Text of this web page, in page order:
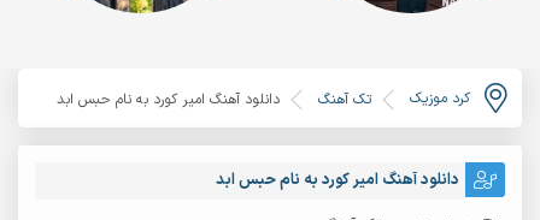
کرد موزیک تک آهنگ دانلود آهنگ امیر کورد به نام حبس ابد
دانلود آهنگ امیر کورد به نام حبس ابد